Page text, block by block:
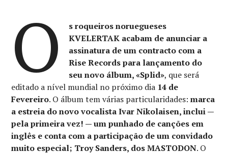
O
s roqueiros noruegueses
KVELERTAK acabam de anunciar a
assinatura de um contracto com a
Rise Records para lançamento do
seu novo álbum, «Splid», que será
editado a nível mundial no próximo dia 14 de
Fevereiro. O álbum tem várias particularidades:marca
a estreia do novo vocalista Ivar Nikolaisen, inclui —
pela primeira vez! — um punhado de canções em
inglês e conta com a participação de um convidado
muito especial; Troy Sanders, dos MASTODON. O